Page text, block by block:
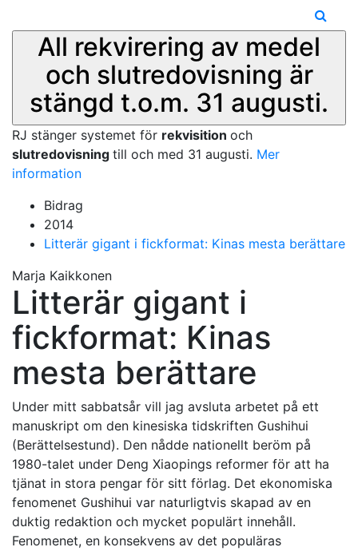
All rekvirering av medel
och slutredovisning är
stängd t.o.m. 31 augusti.
RJ stänger systemet för rekvisition och
slutredovisning till och med 31 augusti. Mer
information
Bidrag
2014
Litterär gigant i fickformat: Kinas mesta berättare
Marja Kaikkonen
Litterär gigant i
fickformat: Kinas
mesta berättare
Under mitt sabbatsår vill jag avsluta arbetet på ett
manuskript om den kinesiska tidskriften Gushihui
(Berättelsestund). Den nådde nationellt beröm på
1980-talet under Deng Xiaopings reformer för att ha
tjänat in stora pengar för sitt förlag. Det ekonomiska
fenomenet Gushihui var naturligtvis skapad av en
duktig redaktion och mycket populärt innehåll.
Fenomenet, en konsekvens av det populäras